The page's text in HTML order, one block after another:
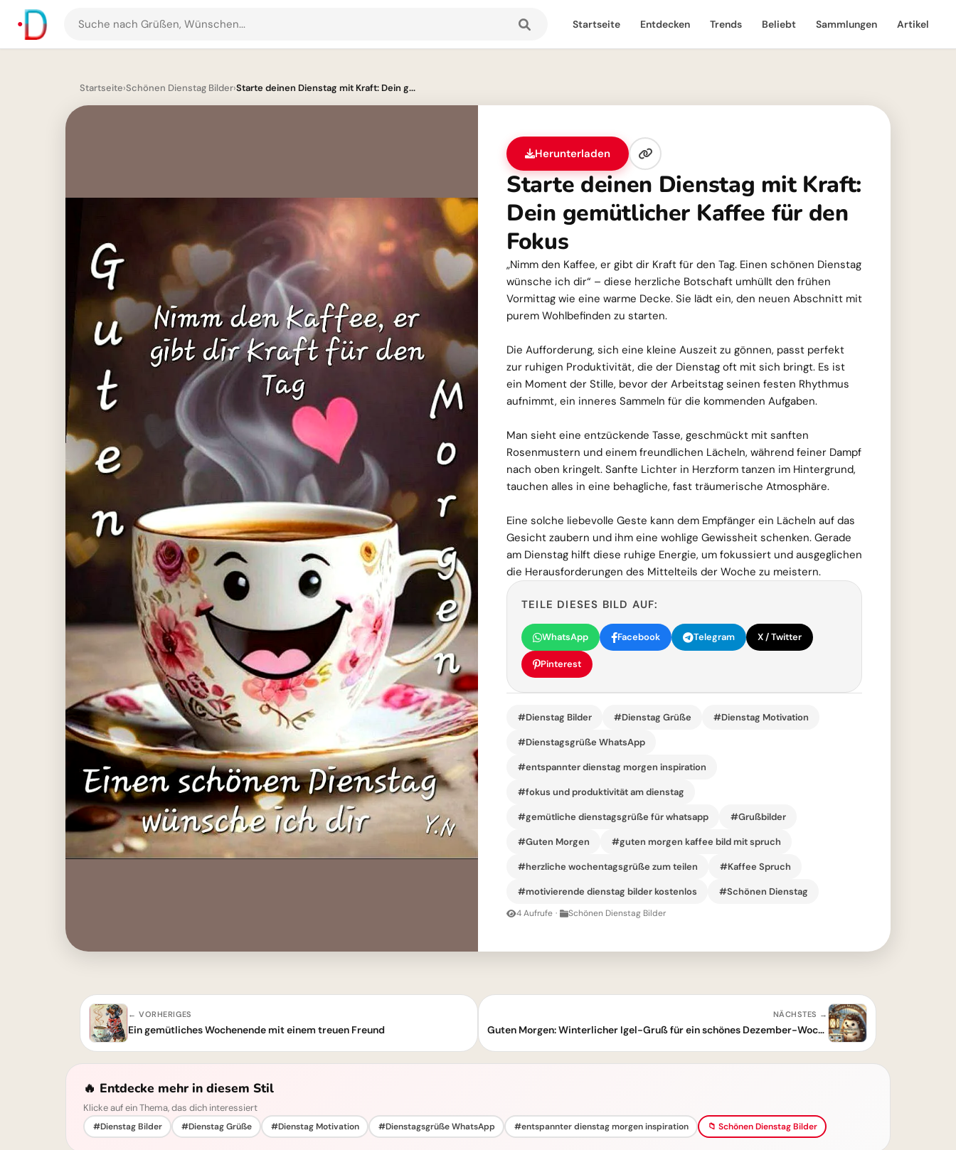
Suche
nach
und
Startseite Entdecken Trends Beliebt Sammlungen Artikel
Startseite›Schönen Dienstag Bilder›Starte deinen Dienstag mit Kraft: Dein g...
Herunterladen
Starte deinen Dienstag mit Kraft:
Dein gemütlicher Kaffee für den
Fokus
„Nimm den Kaffee, er gibt dir Kraft für den Tag. Einen schönen Dienstag
wünsche ich dir“ – diese herzliche Botschaft umhüllt den frühen
Vormittag wie eine warme Decke. Sie lädt ein, den neuen Abschnitt mit
purem Wohlbefinden zu starten.
Die Aufforderung, sich eine kleine Auszeit zu gönnen, passt perfekt
zur ruhigen Produktivität, die der Dienstag oft mit sich bringt. Es ist
ein Moment der Stille, bevor der Arbeitstag seinen festen Rhythmus
aufnimmt, ein inneres Sammeln für die kommenden Aufgaben.
Man sieht eine entzückende Tasse, geschmückt mit sanften
Rosenmustern und einem freundlichen Lächeln, während feiner Dampf
nach oben kringelt. Sanfte Lichter in Herzform tanzen im Hintergrund,
tauchen alles in eine behagliche, fast träumerische Atmosphäre.
Eine solche liebevolle Geste kann dem Empfänger ein Lächeln auf das
Gesicht zaubern und ihm eine wohlige Gewissheit schenken. Gerade
am Dienstag hilft diese ruhige Energie, um fokussiert und ausgeglichen
die Herausforderungen des Mittelteils der Woche zu meistern.
TEILE DIESES BILD AUF:
WhatsApp Facebook Telegram X / Twitter
Pinterest
#Dienstag Bilder #Dienstag Grüße #Dienstag Motivation
#Dienstagsgrüße WhatsApp
#entspannter dienstag morgen inspiration
#fokus und produktivität am dienstag
#gemütliche dienstagsgrüße für whatsapp #Grußbilder
#Guten Morgen #guten morgen kaffee bild mit spruch
#herzliche wochentagsgrüße zum teilen #Kaffee Spruch
#motivierende dienstag bilder kostenlos #Schönen Dienstag
4 Aufrufe · Schönen Dienstag Bilder
← VORHERIGES
Ein gemütliches Wochenende mit einem treuen Freund
NÄCHSTES →
Guten Morgen: Winterlicher Igel-Gruß für ein schönes Dezember-Wochenende
🔥 Entdecke mehr in diesem Stil
Klicke auf ein Thema, das dich interessiert
#Dienstag Bilder #Dienstag Grüße #Dienstag Motivation #Dienstagsgrüße WhatsApp #entspannter dienstag morgen inspiration 📁 Schönen Dienstag Bilder